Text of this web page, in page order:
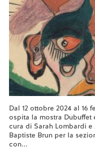
Dal 12 ottobre 2024 al
ospita la mostra Dubuffet
cura di Sarah Lombardi
Baptiste Brun per la
con...